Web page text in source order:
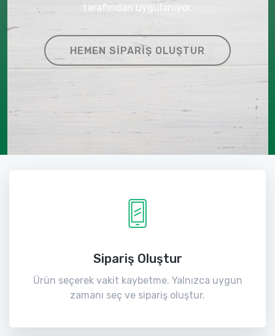
tarafından uygulanıyor.
HEMEN SIPARIŞ OLUŞTUR
Sipariş Oluştur
Ürün seçerek vakit kaybetme. Yalnızca uygun
zamanı seç ve sipariş oluştur.